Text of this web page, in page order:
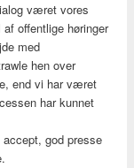
været vores
offentlige høringer
med
hen over
end vi har været
har kunnet
god presse